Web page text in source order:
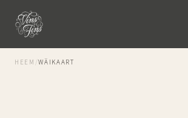
HEEM /WÄIKAART